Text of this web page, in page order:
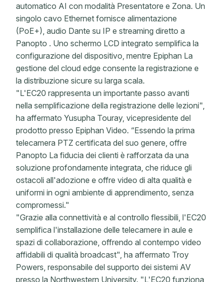
automatico AI con modalità Presentatore e Zona. Un
singolo cavo Ethernet fornisce alimentazione
(PoE+), audio Dante su IP e streaming diretto a
Panopto . Uno schermo LCD integrato semplifica la
configurazione del dispositivo, mentre Epiphan La
gestione del cloud edge consente la registrazione e
la distribuzione sicure su larga scala.
"L'EC20 rappresenta un importante passo avanti
nella semplificazione della registrazione delle lezioni",
ha affermato Yusupha Touray, vicepresidente del
prodotto presso Epiphan Video. “Essendo la prima
telecamera PTZ certificata del suo genere, offre
Panopto La fiducia dei clienti è rafforzata da una
soluzione profondamente integrata, che riduce gli
ostacoli all'adozione e offre video di alta qualità e
uniformi in ogni ambiente di apprendimento, senza
compromessi."
"Grazie alla connettività e al controllo flessibili, l'EC20
semplifica l'installazione delle telecamere in aule e
spazi di collaborazione, offrendo al contempo video
affidabili di qualità broadcast", ha affermato Troy
Powers, responsabile del supporto dei sistemi AV
presso la Northwestern University. "L'EC20 funziona